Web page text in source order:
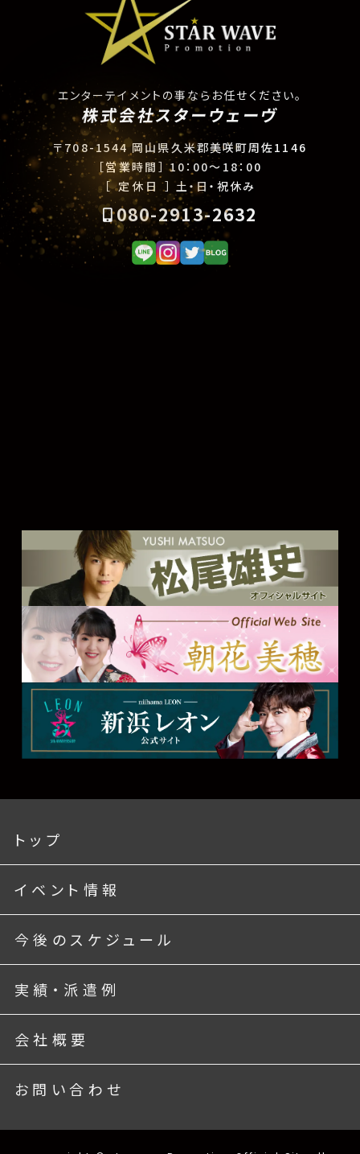
エンターテイメントの事ならお任せください。
株式会社スターウェーヴ
〒708-1544 岡山県久米郡美咲町周佐1146
［営業時間］ 10：00〜18：00
［ 定休日 ］ 土・日・祝休み
080-2913-2632
トップ
イベント情報
今後のスケジュール
実績・派遣例
会社概要
お問い合わせ